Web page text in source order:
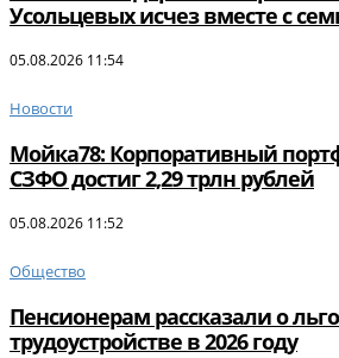
Усольцевых исчез вместе с
05.08.2026 11:54
Новости
Мойка78: Корпоративный
СЗФО достиг 2,29 трлн рублей
05.08.2026 11:52
Общество
Пенсионерам рассказали о
трудоустройстве в 2026 году